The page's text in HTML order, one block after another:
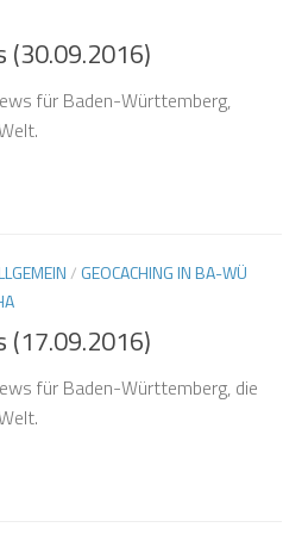
(30.09.2016)
für Baden-Württemberg,
/ GEOCACHING IN BA-WÜ
(17.09.2016)
für Baden-Württemberg, die